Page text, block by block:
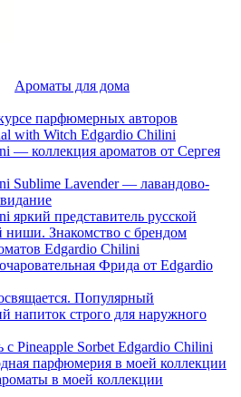
Ароматы для дома
парфюмерных авторов
with Witch Edgardio Chilini
— коллекция ароматов от Сергея
Sublime Lavender — лавандово-
яркий представитель русской
Знакомство с брендом
Edgardio Chilini
Фрида от Edgardio
Популярный
напиток строго для наружного
с Pineapple Sorbet Edgardio Chilini
парфюмерия в моей коллекции
в моей коллекции